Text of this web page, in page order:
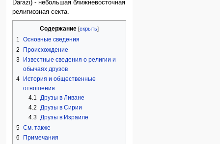
Darazi) - небольшая ближневосточная
религиозная секта.
Содержание
1 Основные сведения
2
Происхождение
3 Известные сведения о религии и
обычаях друзов
4
История и общественные
отношения
4.1 Друзы в Ливане
4.2 Друзы в Сирии
4.3 Друзы в Израиле
5 См. также
6
Примечания